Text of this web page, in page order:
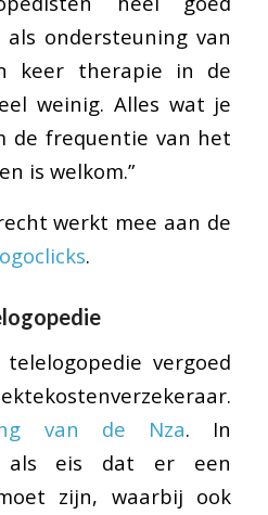
ondersteuning van
keer therapie in de
weinig. Alles wat je
de frequentie van het
is welkom.”
werkt mee aan de
.
vergoed
van de Nza. In
als eis dat er een
zijn, waarbij ook